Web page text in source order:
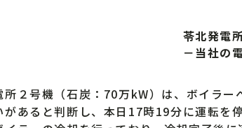
苓北発電
－当社の
２号機（石炭：70万kW）は、ボイラー
あると判断し、本日17時19分に運転を